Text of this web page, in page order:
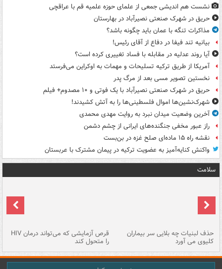
نشست هم اندیشی جمعی از علمای حوزه علمیه قم با عراقچی
حریق در شهرک صنعتی نصیرآباد در بهارستان
مذاکرات تنگه با عمان باید چگونه باشد؟
بیانیه تند فیفا در دفاع از آقای رئیس!
آیا روند عدلیه در مقابله با فساد تغییری کرده است؟
آمریکا از طریق ترکیه تسلیحات و مهمات به اوکراین می‌فرستد
نخستین تصویر مسی بعد از مرگ پدر
حریق در شهرک صنعتی نصیرآباد با یک فوتی و ۱۰ مصدوم+ فیلم
شهرک‌نشین‌ها اموال فلسطینی‌ها را به آتش کشیدند!
آخرین وضعیت میدان نبرد به روایت مهدی محمدی
راز عبور مخفی جنگنده‌های ایرانی از چشم دشمن
نقشه راه ۱۵ ماده‌ای صلح غزه در بن‌بست
واکنش کنایه‌آمیز به عضویت ترکیه در پیمان مشترک با عربستان
سلامت
حذف لبنیات چه بلایی سر بیماران
کلیوی می آورد
قرص آزمایشی که می‌تواند درمان HIV
را متحول کند